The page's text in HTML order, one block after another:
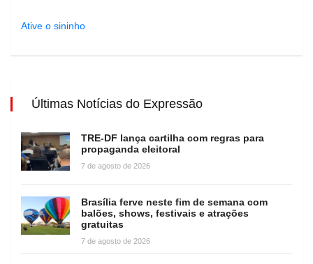
Ative o sininho
Últimas Notícias do Expressão
TRE-DF lança cartilha com regras para
propaganda eleitoral
7 de agosto de 2026
Brasília ferve neste fim de semana com
balões, shows, festivais e atrações
gratuitas
7 de agosto de 2026